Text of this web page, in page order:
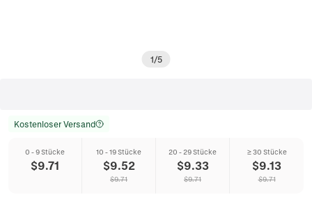
1/5
Kostenloser Versand
0 - 9 Stücke
$9.71
10 - 19 Stücke
$9.52
$9.71
20 - 29 Stücke
$9.33
$9.71
≥ 30 Stücke
$9.13
$9.71